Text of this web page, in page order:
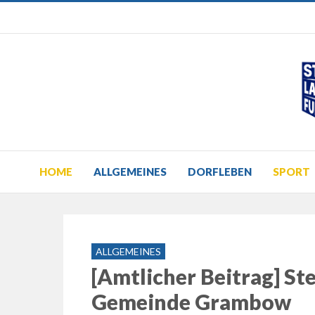
HOME ALLGEMEINES DORFLEBEN SPORT
ALLGEMEINES
[Amtlicher Beitrag]
Gemeinde Grambow